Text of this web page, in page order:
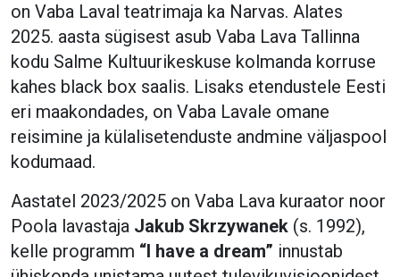
on Vaba Laval teatrimaja ka Narvas. Alates
2025. aasta sügisest asub Vaba Lava Tallinna
kodu Salme Kultuurikeskuse kolmanda korruse
kahes black box saalis. Lisaks etendustele Eesti
eri maakondades, on Vaba Lavale omane
reisimine ja külalisetenduste andmine väljaspool
kodumaad.
Aastatel 2023/2025 on Vaba Lava kuraator noor
Poola lavastaja Jakub Skrzywanek (s. 1992),
kelle programm “I have a dream” innustab